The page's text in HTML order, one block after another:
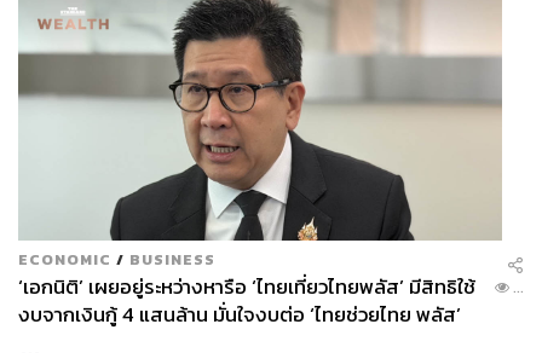
ECONOMIC / BUSINESS
‘เอกนิติ’ เผยอยู่ระหว่างหารือ ‘ไทยเที่ยวไทยพลัส’ มีสิทธิใช้
งบจากเงินกู้ 4 แสนล้าน มั่นใจงบต่อ ‘ไทยช่วยไทย พลัส’
...